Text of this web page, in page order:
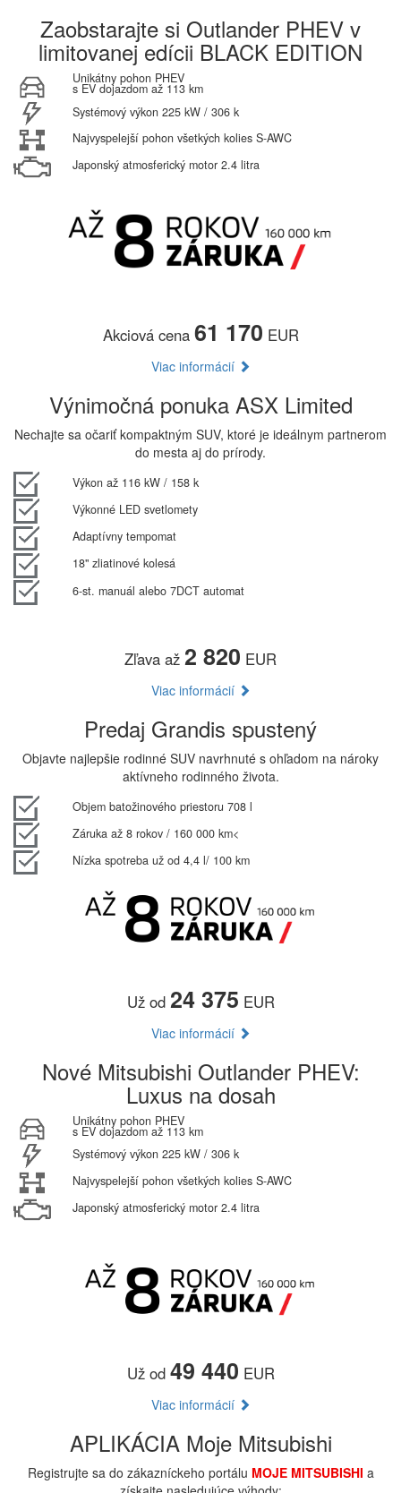
Zaobstarajte si Outlander PHEV v
limitovanej edícii BLACK EDITION
Unikátny pohon PHEV
s EV dojazdom až 113 km
Systémový výkon 225 kW / 306 k
Najvyspelejší pohon všetkých kolies S-AWC
Japonský atmosferický motor 2.4 litra
Akciová cena 61 170 EUR
Viac informácií
Výnimočná ponuka ASX Limited
Nechajte sa očariť kompaktným SUV, ktoré je ideálnym partnerom
do mesta aj do prírody.
Výkon až 116 kW / 158 k
Výkonné LED svetlomety
Adaptívny tempomat
18" zliatinové kolesá
6-st. manuál alebo 7DCT automat
Zľava až 2 820 EUR
Viac informácií
Predaj Grandis spustený
Objavte najlepšie rodinné SUV navrhnuté s ohľadom na nároky
aktívneho rodinného života.
Objem batožinového priestoru 708 l
Záruka až 8 rokov / 160 000 km<
Nízka spotreba už od 4,4 l/ 100 km
Už od 24 375 EUR
Viac informácií
Nové Mitsubishi Outlander PHEV:
Luxus na dosah
Unikátny pohon PHEV
s EV dojazdom až 113 km
Systémový výkon 225 kW / 306 k
Najvyspelejší pohon všetkých kolies S-AWC
Japonský atmosferický motor 2.4 litra
Už od 49 440 EUR
Viac informácií
APLIKÁCIA Moje Mitsubishi
Registrujte sa do zákazníckeho portálu MOJE MITSUBISHI a